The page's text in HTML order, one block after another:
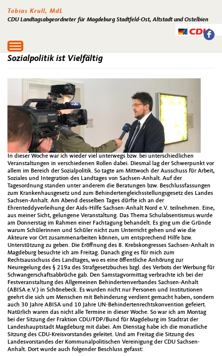
Tobias Krull, MdL
CDU Landtagsabgeordneter für Magdeburg Stadtfeld-Ost, Altstadt und Ostelbien
Toggle
navigation
Sozialpolitik ist Vielfältig
In dieser Woche war ich wieder viel unterwegs bzw. bei unterschiedlichen
Veranstaltungen in verschiedenen Rollen dabei. Diesmal lag der Schwerpunkt vor
allem im Bereich der Sozialpolitik. So tagte am Mittwoch der Ausschuss für Arbeit,
Soziales und Integration des Landtages von Sachsen-Anhalt. Auf der
Tagesordnung standen unter anderem die Beratungen bzw. Beschlussfassungen
zum Krankenhausgesetz und zum Behindertengleichsstellungsgesetz des Landes
Sachsen-Anhalt. Am Abend desselben Tages dürfte ich an der
Ehrenteddyverleihung der Aids-Hilfe Sachsen-Anhalt Nord e.V. teilnehmen. Eine,
aus meiner Sicht, gelungene Veranstaltung. Das Thema Schulabsentismus wurde
am Donnerstag im Rahmen einer Fachtagung behandelt. Es ging um die Gründe
warum Schülerinnen und Schüler nicht zum Unterricht gehen und wie die
Akteure vor Ort zusammenarbeiten können, um entsprechend Hilfe bzw.
Unterstützung zu geben. Die Eröffnung des 8. Krebskongresses Sachsen-Anhalt in
Magdeburg besuchte ich am Freitag. Danach ging es für mich zum
Rechtsausschuss des Landtages, wo es eine öffentliche Anhörung zur
Neuregelung des § 219a des Strafgesetzbuches bzgl. des Verbots der Werbung für
Schwangerschaftsabbrüche gab. Den Samstagvormittag verbrachte ich bei der
Festveranstaltung des Allgemeinen Behindertenverbandes Sachsen-Anhalt
(ABISA e.V.) in Schönebeck. Es wurden nicht nur Personen und Institutionen
geehrt die sich um Menschen mit Behinderung verdient gemacht haben, sondern
auch 30 Jahre ABISA und 10 Jahre UN-Behindertenrechtskonvention gefeiert.
Natürlich waren das nicht alle Termine in dieser Woche. So war ich am Montag
bei der Sitzung der Fraktion CDU/FDP/Bund für Magdeburg im Stadtrat der
Landeshauptstadt Magdeburg mit dabei. Am Dienstag habe ich die monatliche
Sitzung des CDU-Kreisvorstandes geleitet. Und am Freitag die Sitzung des
Landesvorstandes der Kommunalpolitischen Vereinigung der CDU Sachsen-
Anhalt. Dort wurde auch folgender Beschluss gefasst: